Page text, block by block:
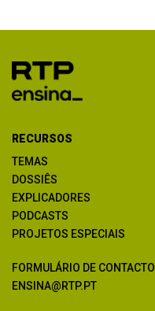
RECURSOS
TEMAS
DOSSIÊS
EXPLICADORES
PODCASTS
PROJETOS ESPECIAIS
FORMULÁRIO DE CONTACTO
ENSINA@RTP.PT